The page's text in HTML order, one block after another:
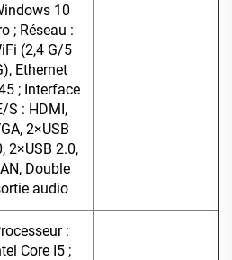
10
; Réseau :
(2,4 G/5
Ethernet
; Interface
S : HDMI,
2×USB
2×USB 2.0,
Double
audio
:
Core I5 ;